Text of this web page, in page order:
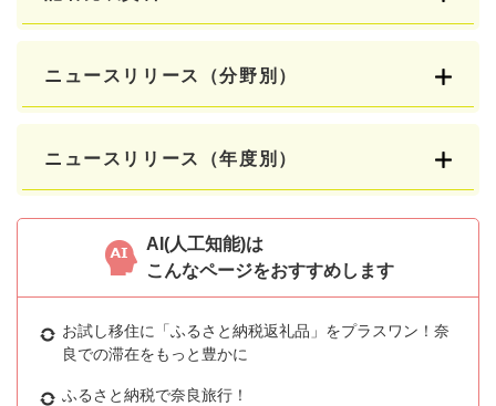
ニュースリリース（分野別）
ニュースリリース（年度別）
AI(人工知能)は
こんなページをおすすめします
お試し移住に「ふるさと納税返礼品」をプラスワン！奈
良での滞在をもっと豊かに
ふるさと納税で奈良旅行！